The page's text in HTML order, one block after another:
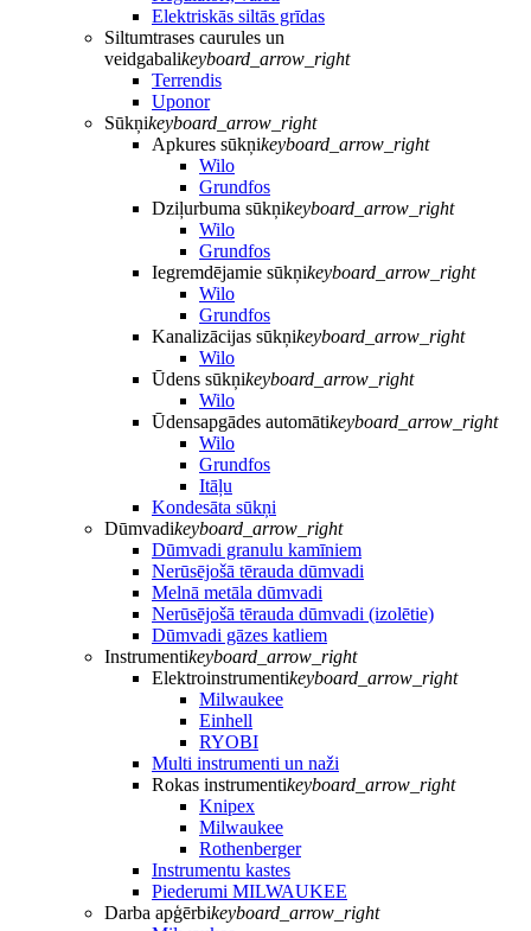
Elektriskās siltās grīdas
Siltumtrases caurules un
veidgabalikeyboard_arrow_right
Terrendis
Uponor
Sūkņikeyboard_arrow_right
Apkures sūkņikeyboard_arrow_right
Wilo
Grundfos
Dziļurbuma sūkņikeyboard_arrow_right
Wilo
Grundfos
Iegremdējamie sūkņikeyboard_arrow_right
Wilo
Grundfos
Kanalizācijas sūkņikeyboard_arrow_right
Wilo
Ūdens sūkņikeyboard_arrow_right
Wilo
Ūdensapgādes automātikeyboard_arrow_right
Wilo
Grundfos
Itāļu
Kondesāta sūkņi
Dūmvadikeyboard_arrow_right
Dūmvadi granulu kamīniem
Nerūsējošā tērauda dūmvadi
Melnā metāla dūmvadi
Nerūsējošā tērauda dūmvadi (izolētie)
Dūmvadi gāzes katliem
Instrumentikeyboard_arrow_right
Elektroinstrumentikeyboard_arrow_right
Milwaukee
Einhell
RYOBI
Multi instrumenti un naži
Rokas instrumentikeyboard_arrow_right
Knipex
Milwaukee
Rothenberger
Instrumentu kastes
Piederumi MILWAUKEE
Darba apģērbikeyboard_arrow_right